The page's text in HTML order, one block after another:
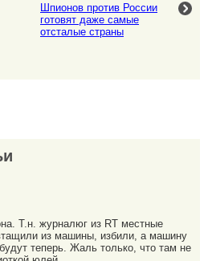
Шпионов против России
готовят даже самые
отсталые страны
Т.н. журналюг из RT местные
из машины, избили, а машину
теперь. Жаль только, что там не